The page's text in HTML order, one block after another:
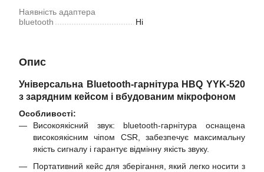
Наявність адаптера
bluetooth
Ні
Опис
Універсальна Bluetooth-гарнітура HBQ YYK-520
з зарядним кейсом і вбудованим мікрофоном
Особливості:
Високоякісний звук: bluetooth-гарнітура оснащена
високоякісним чіпом CSR, забезпечує максимальну
якість сигналу і гарантує відмінну якість звуку.
Портативний кейс для зберігання, який легко носити з